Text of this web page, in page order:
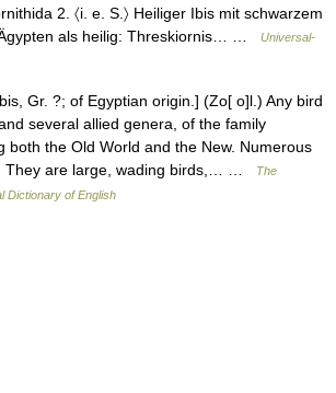
2. 〈i. e. S.〉 Heiliger Ibis mit schwarzem
als heilig: Threskiornis… …
Universal-
Gr. ?; of Egyptian origin.] (Zo[ o]l.) Any bird
several allied genera, of the family
both the Old World and the New. Numerous
They are large, wading birds,… …
The
Dictionary of English